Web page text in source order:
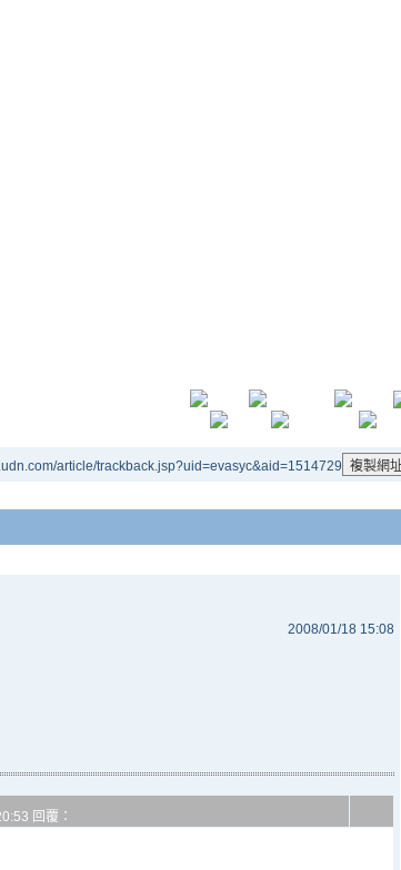
article/trackback.jsp?uid=evasyc&aid=1514729
2008/01/18 15:08
回覆：